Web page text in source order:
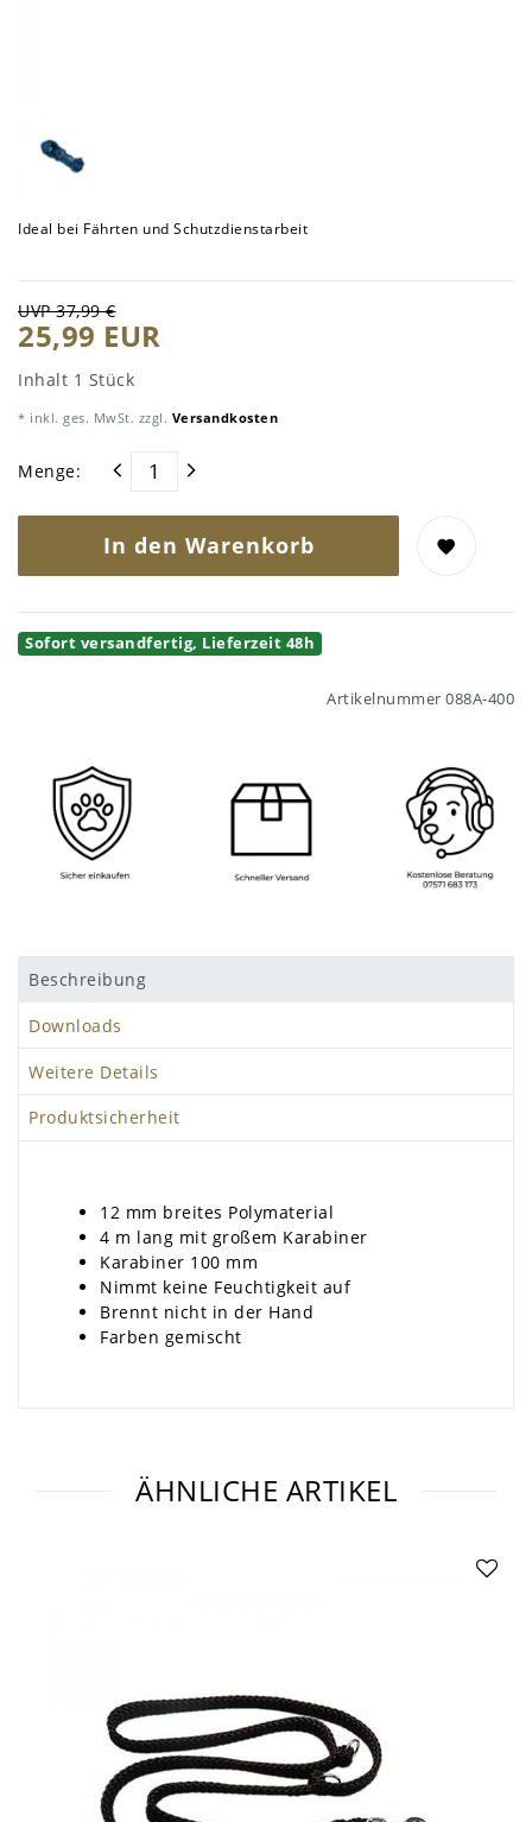
Ideal bei Fährten und Schutzdienstarbeit
UVP 37,99 €
25,99 EUR
Inhalt 1 Stück
* inkl. ges. MwSt. zzgl. Versandkosten
Menge:
In den Warenkorb
Sofort versandfertig, Lieferzeit 48h
Artikelnummer 088A-400
Beschreibung
Downloads
Weitere Details
Produktsicherheit
12 mm breites Polymaterial
4 m lang mit großem Karabiner
Karabiner 100 mm
Nimmt keine Feuchtigkeit auf
Brennt nicht in der Hand
Farben gemischt
ÄHNLICHE ARTIKEL